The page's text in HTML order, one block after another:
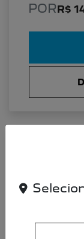
PORR$